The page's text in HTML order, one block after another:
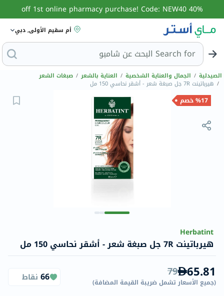
40% off 1st online pharmacy purchase! Code: NEW40
أم سقيم الأولى, دبي
Search for البحث عن ش
الصيدلية / الجمال والعناية الشخصية / العناية بالشعر / صبغات الشعر
/ هيرباتينت 7R جل صبغة شعر - أشقر نحاسي 150 مل
%17 خصم
Herbatint
هيرباتينت 7R جل صبغة شعر - أشقر نحاسي 150 مل
65.81
79
(جميع الأسعار تشمل ضريبة القيمة المضافة)
66 نقاط